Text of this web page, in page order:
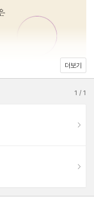
더보기
1 /1